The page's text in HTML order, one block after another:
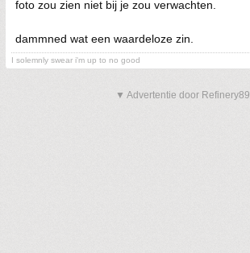
foto zou zien niet bij je zou verwachten.
dammned wat een waardeloze zin.
I solemnly swear i'm up to no good
▼ Advertentie door Refinery89